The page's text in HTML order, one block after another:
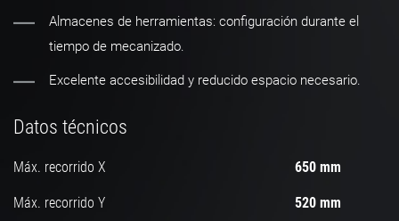
Almacenes de herramientas: configuración durante el
tiempo de mecanizado.
Excelente accesibilidad y reducido espacio necesario.
Datos técnicos
Máx. recorrido X 650 mm
Máx. recorrido Y 520 mm